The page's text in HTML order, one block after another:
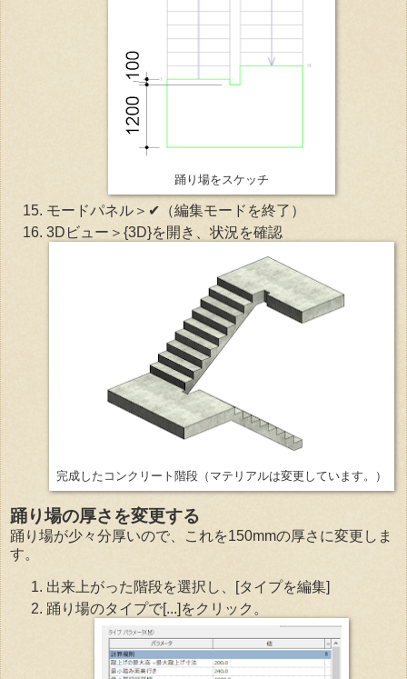
踊り場をスケッチ
モードパネル＞✔（編集モードを終了）
3Dビュー＞{3D}を開き、状況を確認
完成したコンクリート階段（マテリアルは変更しています。）
踊り場の厚さを変更する
踊り場が少々分厚いので、これを150mmの厚さに変更しま
す。
出来上がった階段を選択し、[タイプを編集]
踊り場のタイプで[...]をクリック。